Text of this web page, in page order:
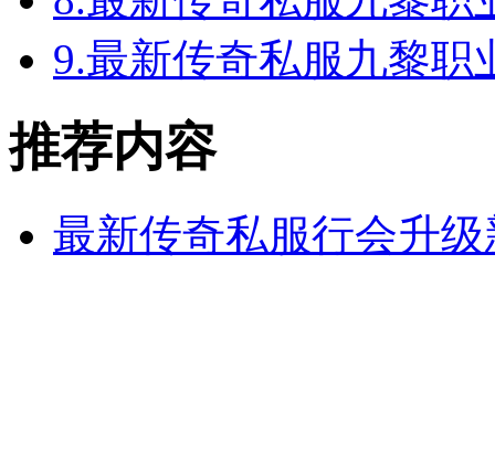
9.最新传奇私服九黎职
推荐内容
最新传奇私服行会升